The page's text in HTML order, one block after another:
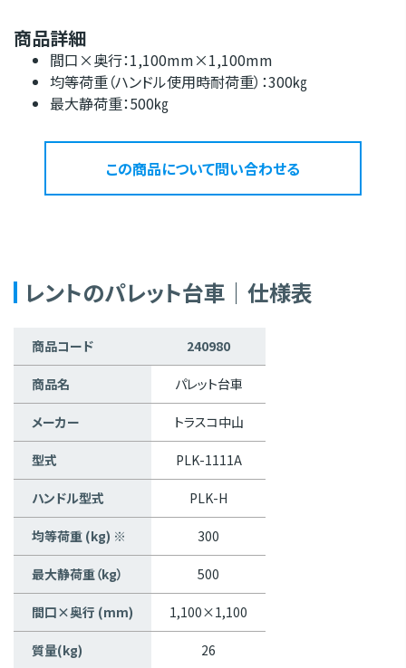
商品詳細
間口×奥行：1,100mm×1,100mm
均等荷重（ハンドル使用時耐荷重）：300㎏
最大静荷重：500㎏
この商品について問い合わせる
レントのパレット台車｜仕様表
商品コード 240980
商品名 パレット台車
メーカー トラスコ中山
型式 PLK-1111A
ハンドル型式 PLK-H
均等荷重 (kg) ※ 300
最大静荷重（kg） 500
間口×奥行 (mm) 1,100×1,100
質量(kg) 26